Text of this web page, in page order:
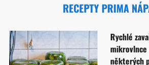
RECEPTY PRIMA
Rychlé
mikrovlnce
některých